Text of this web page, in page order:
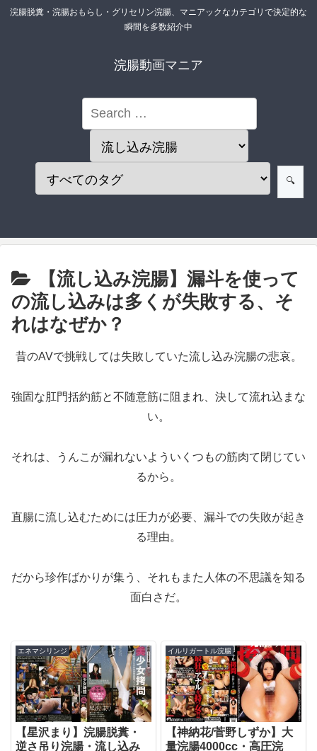
浣腸脱糞・浣腸おもらし・グリセリン浣腸、マニアックなカテゴリで決定的な
瞬間を多数紹介中
浣腸動画マニア
【流し込み浣腸】漏斗を使って
の流し込みは多くが失敗する、そ
れはなぜか？
昔のAVで挑戦しては失敗していた流し込み浣腸の悲哀。
強固な肛門括約筋と不随意筋に阻まれ、決して流れ込まな
い。
それは、うんこが漏れないよういくつもの筋肉て閉じてい
るから。
直腸に流し込むためには圧力が必要、漏斗での失敗が起き
る理由。
だから珍作ばかりが集う、それもまた人体の不思議を知る
面白さだ。
エネマシリンジ
【星沢まり】浣腸脱糞・
逆さ吊り浣腸・流し込み
イルリガートル浣腸
【神納花/菅野しずか】大
量浣腸4000cc・高圧浣